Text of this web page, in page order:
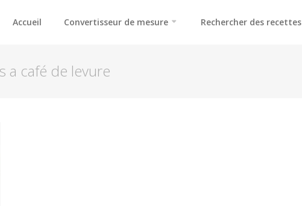
Accueil Convertisseur de mesure Rechercher des recettes
a café de levure